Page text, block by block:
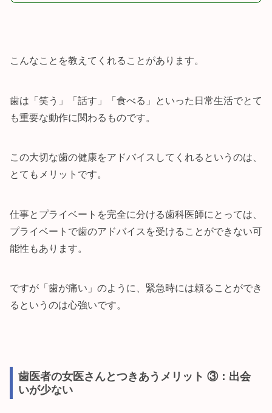
こんなことを教えてくれることがあります。
歯は「笑う」「話す」「食べる」といった日常生活でとて
も重要な動作に関わるものです。
この大切な歯の健康をアドバイスしてくれるというのは、
とてもメリットです。
仕事とプライベートを完全に分ける歯科医師にとっては、
プライベートで歯のアドバイスを受けることができない可
能性もあります。
ですが「歯が痛い」のように、緊急時には頼ることができ
るというのは心強いです。
歯医者の女医さんとつきあうメリット ③：出会
いが少ない